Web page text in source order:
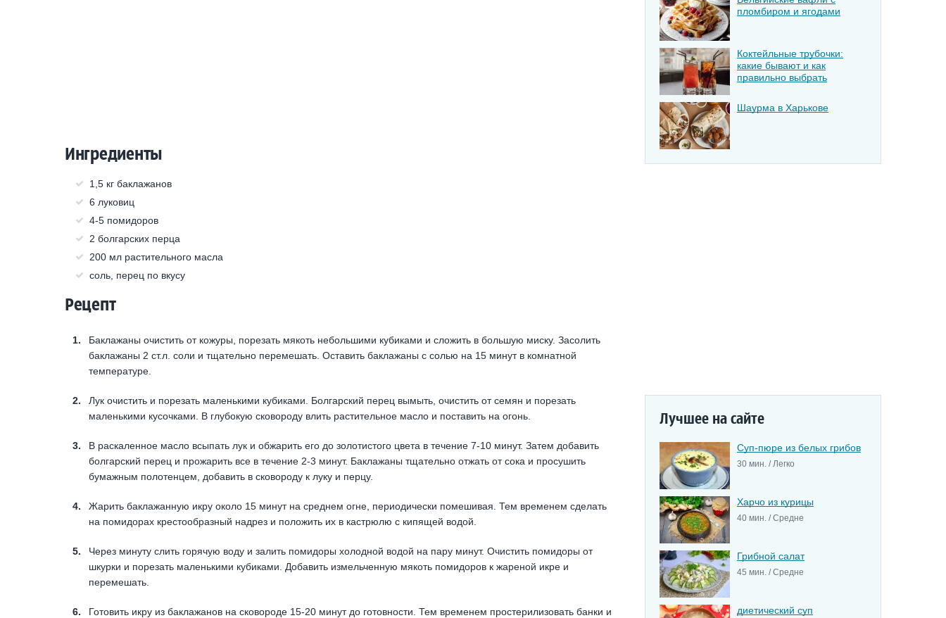
Ингредиенты
1,5 кг баклажанов
6 луковиц
4-5 помидоров
2 болгарских перца
200 мл растительного масла
соль, перец по вкусу
Рецепт
Баклажаны очистить от кожуры, порезать мякоть небольшими кубиками и сложить в большую миску. Засолить
баклажаны 2 ст.л. соли и тщательно перемешать. Оставить баклажаны с солью на 15 минут в комнатной
температуре.
Лук очистить и порезать маленькими кубиками. Болгарский перец вымыть, очистить от семян и порезать
маленькими кусочками. В глубокую сковороду влить растительное масло и поставить на огонь.
В раскаленное масло всыпать лук и обжарить его до золотистого цвета в течение 7-10 минут. Затем добавить
болгарский перец и прожарить все в течение 2-3 минут. Баклажаны тщательно отжать от сока и просушить
бумажным полотенцем, добавить в сковороду к луку и перцу.
Жарить баклажанную икру около 15 минут на среднем огне, периодически помешивая. Тем временем сделать
на помидорах крестообразный надрез и положить их в кастрюлю с кипящей водой.
Через минуту слить горячую воду и залить помидоры холодной водой на пару минут. Очистить помидоры от
шкурки и порезать маленькими кубиками. Добавить измельченную мякоть помидоров к жареной икре и
перемешать.
Готовить икру из баклажанов на сковороде 15-20 минут до готовности. Тем временем простерилизовать банки и
пломбиром и ягодами
Коктейльные трубочки:
какие бывают и как
правильно выбрать
Шаурма в Харькове
Лучшее на сайте
Суп-пюре из белых грибов
30 мин. / Легко
Харчо из курицы
40 мин. / Средне
Грибной салат
45 мин. / Средне
диетический суп